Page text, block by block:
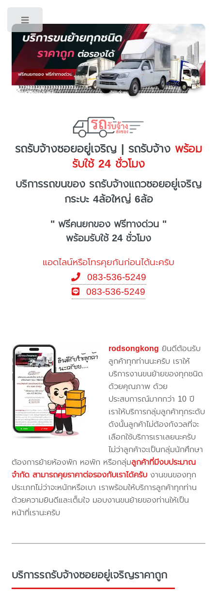
รถรับจ้างซอยอยู่เจริญ | รถรับจ้าง พร้อม
รับใช้ 24 ชั่วโมง
บริการรถขนของ รถรับจ้างแถวซอยอยู่เจริญ
กระบะ 4ล้อใหญ่ 6ล้อ
" ฟรีคนยกของ ฟรีทางด่วน "
พร้อมรับใช้ 24 ชั่วโมง
แอดไลน์หรือโทรคุยกันก่อนได้นะครับ
083-536-5249
083-536-5249
rodsongkong ยินดีต้อนรับ
ลูกค้าทุกท่านนะครับ เราให้
บริการงานขนย้ายของทุกชนิด
ด้วยคุณภาพ ด้วย
ประสบการณ์มากกว่า 10 ปี
เราให้บริการกลุ่มลูกค้าทุกระดับ
ดังนั้นลูกค้าไม่ต้องกังวลที่จะ
เลือกใช้บริการเราเลยนะครับ
ไม่ว่าลูกค้าจะเป็นกลุ่มนักศึกษา
ต้องการย้ายห้องพัก หอพัก หรือกลุ่มลูกค้าที่มีงบประมาณ
จำกัด สามารถคุยราคาต่อรองกับเราได้ครับ งานขนของทุก
ประเภทไม่ว่าจะหนักหรือเบา เราพร้อมให้บริการลูกค้าทุกท่าน
ด้วยความยินดีและเต็มใจ มอบงานขนย้ายของท่านให้เป็น
หน้าที่เรานะครับ
บริการรถรับจ้างซอยอยู่เจริญราคาถูก
Toggle